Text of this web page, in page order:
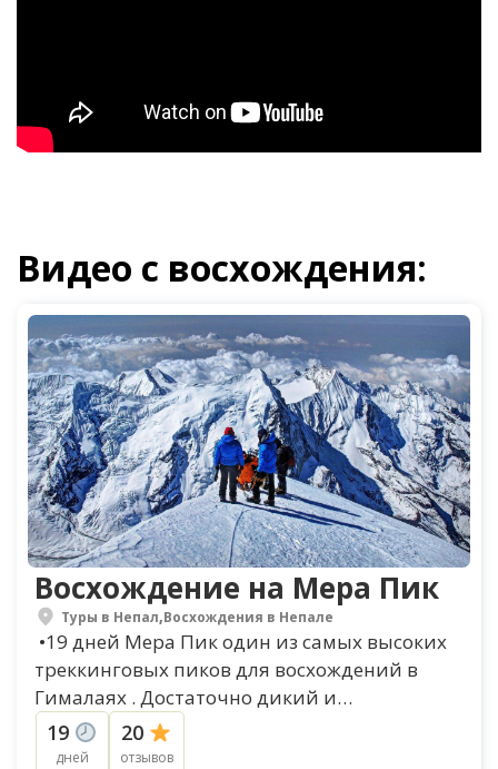
Видео с восхождения:
Восхождение на Мера Пик
Туры в Непал,Восхождения в Непале
•19 дней Мера Пик один из самых высоких
треккинговых пиков для восхождений в
Гималаях . Достаточно дикий и
малохоженый маршрут по сравнению с тем
же...
19
дней
20
отзывов